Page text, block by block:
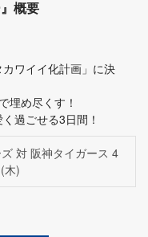
概要
ワイイ化計画」に決
埋め尽くす！
過ごせる3日間！
対 阪神タイガース 4
木)